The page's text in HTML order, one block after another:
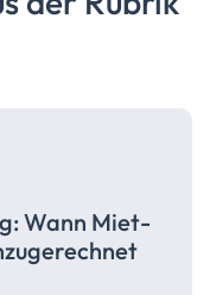
Wann Miet-